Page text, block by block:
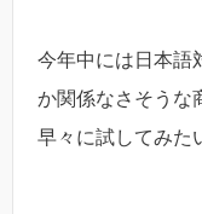
今年中には日本語
か関係なさそうな
早々に試してみた